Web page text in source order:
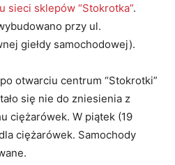
sieci sklepów “Stokrotka”.
przy ul.
giełdy samochodowej).
otwarciu centrum “Stokrotki”
się nie do zniesienia z
ciężarówek. W piątek (19
ciężarówek. Samochody